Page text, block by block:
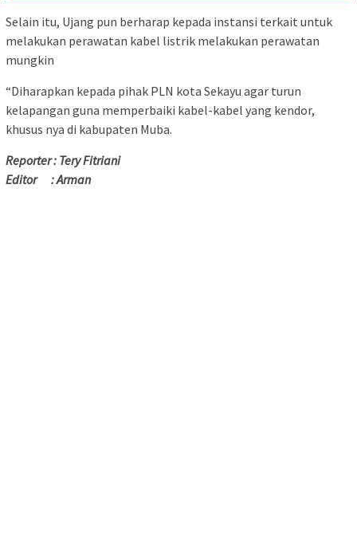
Selain itu, Ujang pun berharap kepada instansi terkait untuk
melakukan perawatan kabel listrik melakukan perawatan
mungkin
“Diharapkan kepada pihak PLN kota Sekayu agar turun
kelapangan guna memperbaiki kabel-kabel yang kendor,
khusus nya di kabupaten Muba.
Reporter : Tery Fitriani
Editor : Arman